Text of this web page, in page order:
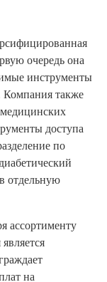
очередь она
инструменты
Компания также
доступа
по
отдельную
ассортименту
на